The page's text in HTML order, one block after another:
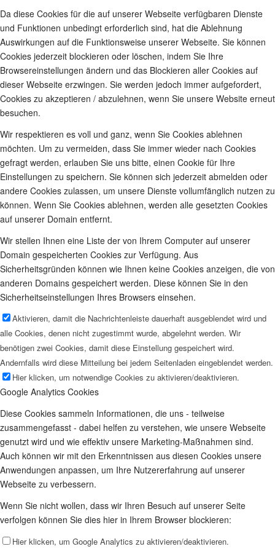
Da diese Cookies für die auf unserer Webseite verfügbaren Dienste
und Funktionen unbedingt erforderlich sind, hat die Ablehnung
Auswirkungen auf die Funktionsweise unserer Webseite. Sie können
Cookies jederzeit blockieren oder löschen, indem Sie Ihre
Browsereinstellungen ändern und das Blockieren aller Cookies auf
dieser Webseite erzwingen. Sie werden jedoch immer aufgefordert,
Cookies zu akzeptieren / abzulehnen, wenn Sie unsere Website erneut
besuchen.
Wir respektieren es voll und ganz, wenn Sie Cookies ablehnen
möchten. Um zu vermeiden, dass Sie immer wieder nach Cookies
gefragt werden, erlauben Sie uns bitte, einen Cookie für Ihre
Einstellungen zu speichern. Sie können sich jederzeit abmelden oder
andere Cookies zulassen, um unsere Dienste vollumfänglich nutzen zu
können. Wenn Sie Cookies ablehnen, werden alle gesetzten Cookies
auf unserer Domain entfernt.
Wir stellen Ihnen eine Liste der von Ihrem Computer auf unserer
Domain gespeicherten Cookies zur Verfügung. Aus
Sicherheitsgründen können wie Ihnen keine Cookies anzeigen, die von
anderen Domains gespeichert werden. Diese können Sie in den
Sicherheitseinstellungen Ihres Browsers einsehen.
Aktivieren, damit die Nachrichtenleiste dauerhaft ausgeblendet wird und
alle Cookies, denen nicht zugestimmt wurde, abgelehnt werden. Wir
benötigen zwei Cookies, damit diese Einstellung gespeichert wird.
Andernfalls wird diese Mitteilung bei jedem Seitenladen eingeblendet werden.
Hier klicken, um notwendige Cookies zu aktivieren/deaktivieren.
Google Analytics Cookies
Diese Cookies sammeln Informationen, die uns - teilweise
zusammengefasst - dabei helfen zu verstehen, wie unsere Webseite
genutzt wird und wie effektiv unsere Marketing-Maßnahmen sind.
Auch können wir mit den Erkenntnissen aus diesen Cookies unsere
Anwendungen anpassen, um Ihre Nutzererfahrung auf unserer
Webseite zu verbessern.
Wenn Sie nicht wollen, dass wir Ihren Besuch auf unserer Seite
verfolgen können Sie dies hier in Ihrem Browser blockieren:
Hier klicken, um Google Analytics zu aktivieren/deaktivieren.